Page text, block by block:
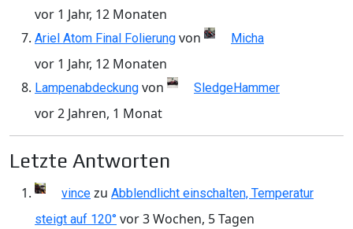
vor 1 Jahr, 12 Monaten
Ariel Atom Final Folierung von Micha
vor 1 Jahr, 12 Monaten
Lampenabdeckung von SledgeHammer
vor 2 Jahren, 1 Monat
Letzte Antworten
vince zu Abblendlicht einschalten, Temperatur
steigt auf 120° vor 3 Wochen, 5 Tagen